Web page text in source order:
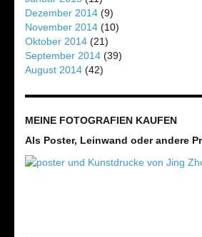
Dezember 2014 (9)
November 2014 (10)
Oktober 2014 (21)
September 2014 (39)
August 2014 (42)
MEINE FOTOGRAFIEN KAUFEN
Als Poster, Leinwand oder andere